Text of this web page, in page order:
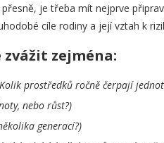
je třeba mít nejprve
cíle rodiny a její vztah k
zejména:
prostředků ročně čerpají
nebo růst?)
generací?)